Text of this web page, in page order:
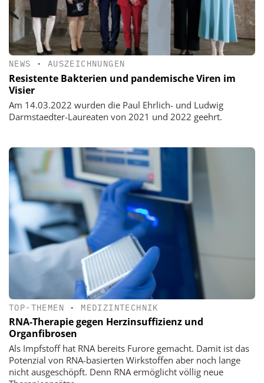
NEWS • AUSZEICHNUNGEN
Resistente Bakterien und pandemische Viren im
Visier
Am 14.03.2022 wurden die Paul Ehrlich- und Ludwig
Darmstaedter-Laureaten von 2021 und 2022 geehrt.
TOP-THEMEN • MEDIZINTECHNIK
RNA-Therapie gegen Herzinsuffizienz und
Organfibrosen
Als Impfstoff hat RNA bereits Furore gemacht. Damit ist das
Potenzial von RNA-basierten Wirkstoffen aber noch lange
nicht ausgeschöpft. Denn RNA ermöglicht völlig neue